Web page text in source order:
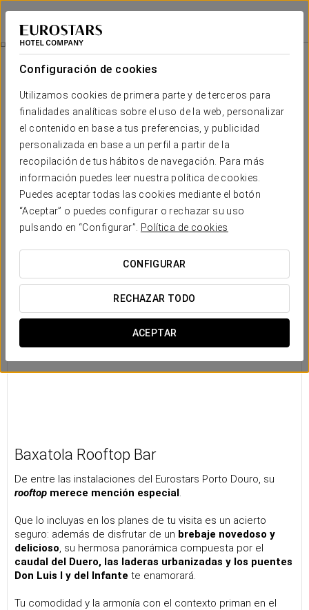
Configuración de cookies
Utilizamos cookies de primera parte y de terceros para
finalidades analíticas sobre el uso de la web, personalizar
el contenido en base a tus preferencias, y publicidad
personalizada en base a un perfil a partir de la
recopilación de tus hábitos de navegación. Para más
información puedes leer nuestra política de cookies.
Puedes aceptar todas las cookies mediante el botón
“Aceptar” o puedes configurar o rechazar su uso
pulsando en “Configurar”.
Política de cookies
CONFIGURAR
RECHAZAR TODO
ACEPTAR
Eurostars Porto Douro
OPORTO
Nuestro Rooftop
EnBaxatola Rooftop Bar te espera una experiencia
incomparable de calma y encanto sobre losandares urbanos
del Duero por Oporto. Con los puentes Don Luis I y del Infante
como marcos, nuestra terraza te integra en un tramo del
caudal que
conjuga naturaleza y arquitectura de barrio
perfección.
Completamos la encantadora escena con unaexquisita y
variada carta de bebidas , ¡no dudes en venir a disfrutarlas!
Baxatola Rooftop Bar
De entre las instalaciones del Eurostars Porto Douro, su
rooftop merece mención especial.
Que lo incluyas en los planes de tu visita es un acierto
seguro: además de disfrutar de un brebaje novedoso y
delicioso, su hermosa panorámica compuesta por el
caudal del Duero, las laderas urbanizadas y los puentes
Don Luis I y del Infante te enamorará.
Tu comodidad y la armonía con el contexto priman en el